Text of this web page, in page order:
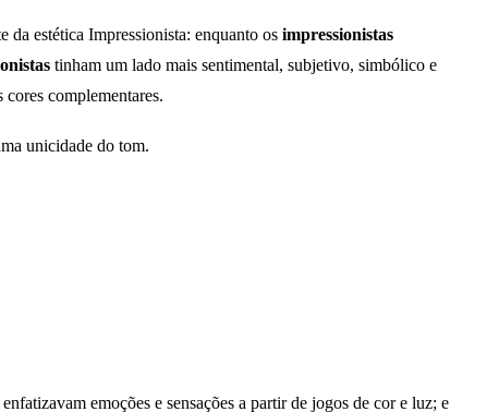
da estética Impressionista: enquanto os impressionistas
tinham um lado mais sentimental, subjetivo, simbólico e
complementares.
unicidade do tom.
emoções e sensações a partir de jogos de cor e luz; e